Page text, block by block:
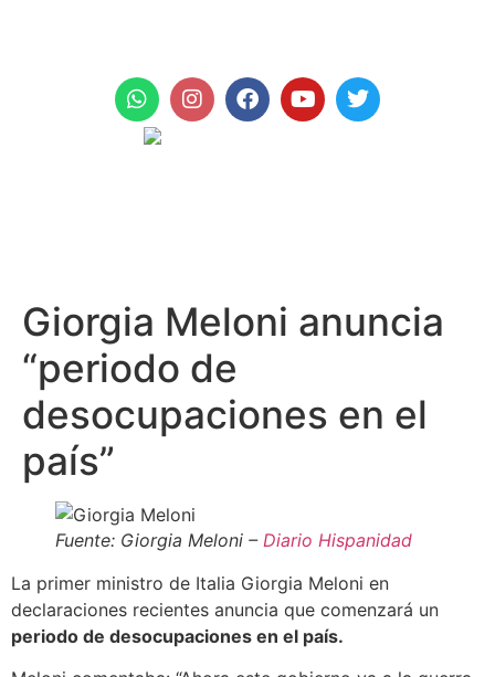
Giorgia Meloni anuncia
“periodo de
desocupaciones en el
país”
Fuente: Giorgia Meloni – Diario Hispanidad
La primer ministro de Italia Giorgia Meloni en
declaraciones recientes anuncia que comenzará un
periodo de desocupaciones en el país.